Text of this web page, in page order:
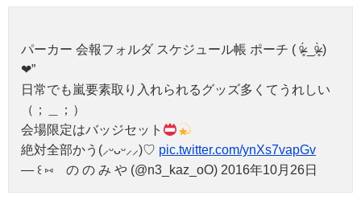
パーカー 会報フォルダ スケジュール帳 ポーチ ( ᵒ̴̶̷̥́ _ᵒ̴̶̷̣̥̀ )
❤︎”
日常でも嵐要素取り入れられるグッズ多くてうれしい
（；＿；）
会場限定はバッジセット
絶対全部かう(⸝ᵕᴗᵕ⸝⸝)♡ pic.twitter.com/ynXs7vapGv
— ‎꒰︎ ⑅ の の み や (@n3_kaz_oO) 2016年10月26日